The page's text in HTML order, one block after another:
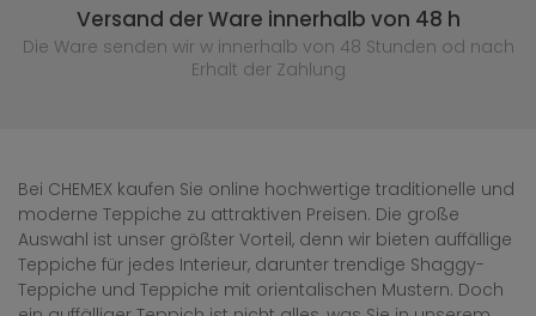
Versand der Ware innerhalb von 48 h
Die Ware senden wir w innerhalb von 48 Stunden od nach
Erhalt der Zahlung
Bei CHEMEX kaufen Sie online hochwertige traditionelle und
moderne Teppiche zu attraktiven Preisen. Die große
Auswahl ist unser größter Vorteil, denn wir bieten auffällige
Teppiche für jedes Interieur, darunter trendige Shaggy-
Teppiche und Teppiche mit orientalischen Mustern. Doch